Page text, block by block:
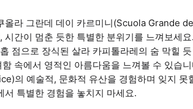
올라 그란데 데이 카르미니(Scuola Grande
시간이 멈춘 듯한 특별한 분위기를 느껴보세
점으로 장식된 살라 카피톨라레의 숨 막힐
속에서 영적인 아름다움을 느껴볼 수 있습
의 예술적, 문화적 유산을 경험하며 잊지 못
특별한 경험을 놓치지 마세요.